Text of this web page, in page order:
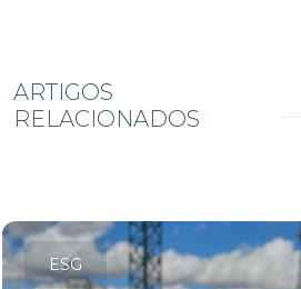
ARTIGOS
RELACIONADOS
ESG